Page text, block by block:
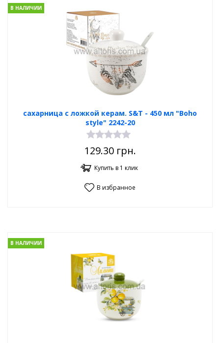
сахарница с ложкой керам. S&T - 450 мл "Boho
style" 2242-20
В НАЛИЧИИ
129.30грн.
Купить в 1 клик
В избранное
В НАЛИЧИИ